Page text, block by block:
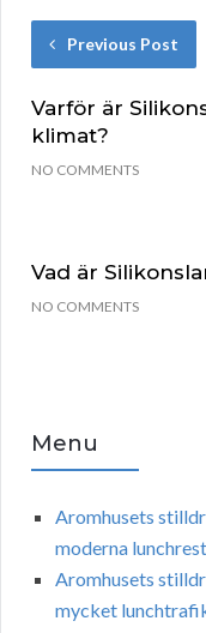
Previous Post
Varför är
klimat?
NO COMMENTS
Vad är
NO COMMENTS
Menu
Aromhusets
moderna
Aromhusets
mycket